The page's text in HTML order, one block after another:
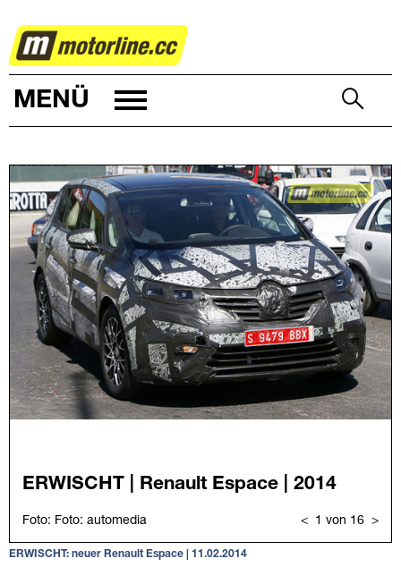
AUTOWELT
MENÜ
ERWISCHT: neuer Renault Espace | 11.02.2014